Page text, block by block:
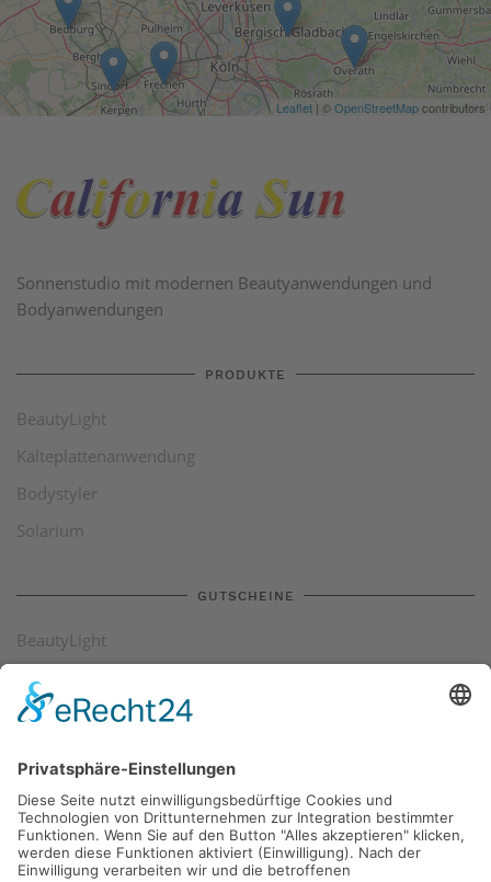
Sonnenstudio mit modernen Beautyanwendungen und
Bodyanwendungen
PRODUKTE
BeautyLight
Kälteplattenanwendung
Bodystyler
Solarium
GUTSCHEINE
BeautyLight
Kälteplattenanwendung
Bodystyler
SIE MÖCHTEN UNS ETWAS SAGEN
info@californiasun-sonnenstudio.de